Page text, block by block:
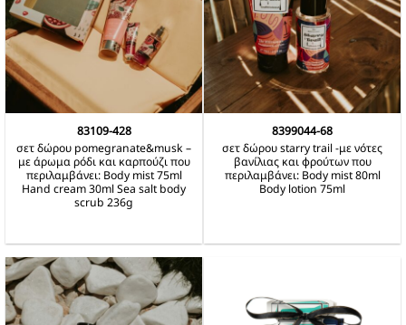
83109-428
σετ δώρου pomegranate&musk –
με άρωμα ρόδι και καρπούζι που
περιλαμβάνει: Body mist 75ml
Hand cream 30ml Sea salt body
scrub 236g
8399044-68
σετ δώρου starry trail -με νότες
βανίλιας και φρούτων που
περιλαμβάνει: Body mist 80ml
Body lotion 75ml